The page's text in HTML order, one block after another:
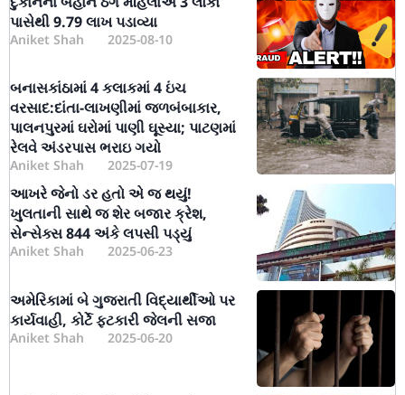
પાસેથી 9.79 લાખ પડાવ્યા
Aniket Shah 2025-08-10
બનાસકાંઠામાં 4 કલાકમાં 4 ઇંચ
વરસાદ:દાંતા-લાખણીમાં જળબંબાકાર,
પાલનપુરમાં ઘરોમાં પાણી ઘૂસ્યા; પાટણમાં
રેલવે અંડરપાસ ભરાઇ ગયો
Aniket Shah 2025-07-19
આખરે જેનો ડર હતો એ જ થયું!
ખુલતાની સાથે જ શેર બજાર ક્રેશ,
સેન્સેક્સ 844 અંકે લપસી પડ્યું
Aniket Shah 2025-06-23
અમેરિકામાં બે ગુજરાતી વિદ્યાર્થીઓ પર
કાર્યવાહી, કોર્ટે ફટકારી જેલની સજા
Aniket Shah 2025-06-20